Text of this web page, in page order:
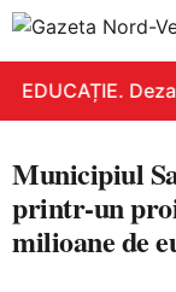
EDUCAȚIE.
Municipiul
printr-un
milioane de